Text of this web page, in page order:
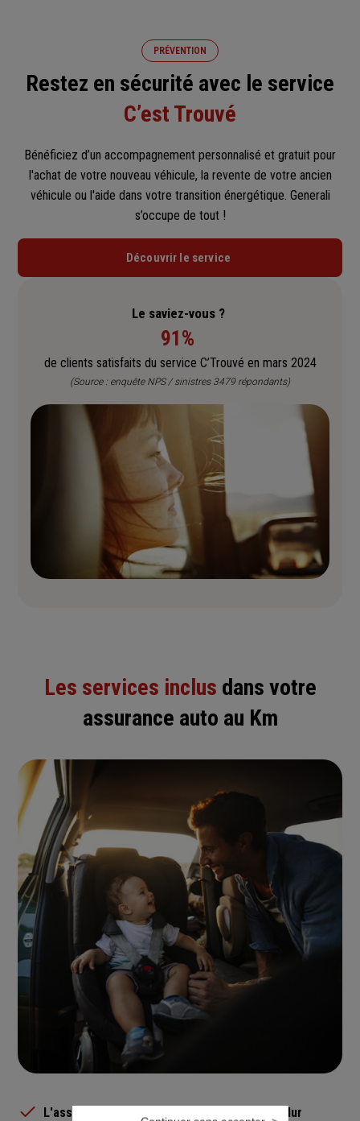
premiers mois de location.
En cas de vol ou si votre véhicule n'est pas réparable,
majorée (en option).
PRÉVENTION
Restez en sécurité avec le service
C’est Trouvé
Bénéficiez d’un accompagnement personnalisé et gratuit pour
l'achat de votre nouveau véhicule, la revente de votre ancien
véhicule ou l'aide dans votre transition énergétique. Generali
s’occupe de tout !
Découvrir le service
Le saviez-vous ?
91%
de clients satisfaits du service C’Trouvé en mars 2024
(Source : enquête NPS / sinistres 3479 répondants)
Les services inclus dans votre
assurance auto au Km
L'assistance 0 km ou 25 Km en cas de coup dur